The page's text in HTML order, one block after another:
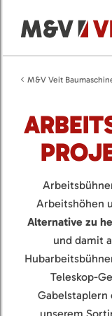
M&V Veit
Arbeitshöhen
Alternative zu
und damit
Teleskop-
Gabelstaplern